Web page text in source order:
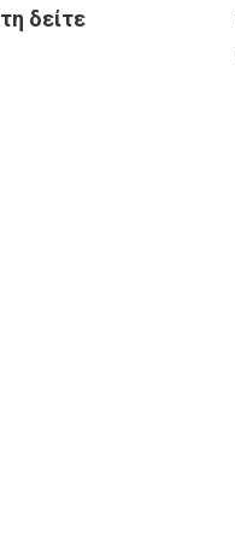
τη δείτε